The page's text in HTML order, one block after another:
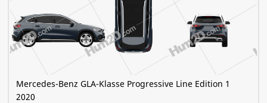
Mercedes-Benz GLA-Klasse Progressive Line Edition 1
2020